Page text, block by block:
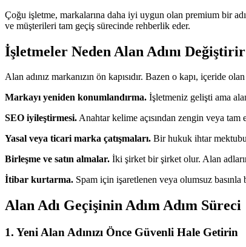
Çoğu işletme, markalarına daha iyi uygun olan premium bir
ve müşterileri tam geçiş sürecinde rehberlik eder.
İşletmeler Neden Alan Adını Değiştirir
Alan adınız markanızın ön kapısıdır. Bazen o kapı, içeride
Markayı yeniden konumlandırma. İşletmeniz gelişti ama
SEO iyileştirmesi.Anahtar kelime açısından zengin veya tam
Yasal veya ticari marka çatışmaları. Bir hukuk ihtar mektubu
Birleşme ve satın almalar. İki şirket bir şirket olur. Alan
İtibar kurtarma. Spam için işaretlenen veya olumsuz basınla
Alan Adı Geçişinin Adım Adım Süreci
1. Yeni Alan Adınızı Önce Güvenli Hale Getirin